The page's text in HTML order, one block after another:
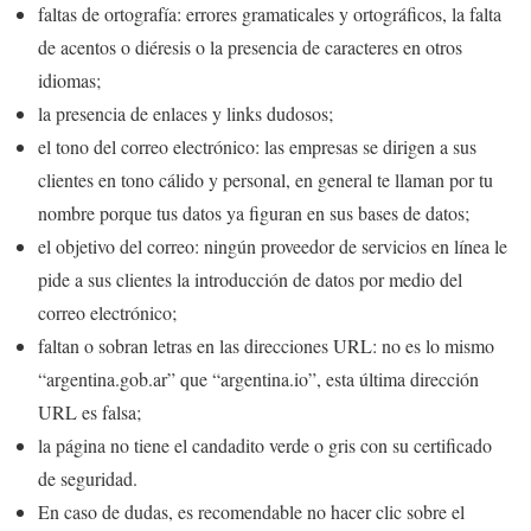
faltas de ortografía: errores gramaticales y ortográficos, la falta
de acentos o diéresis o la presencia de caracteres en otros
idiomas;
la presencia de enlaces y links dudosos;
el tono del correo electrónico: las empresas se dirigen a sus
clientes en tono cálido y personal, en general te llaman por tu
nombre porque tus datos ya figuran en sus bases de datos;
el objetivo del correo: ningún proveedor de servicios en línea le
pide a sus clientes la introducción de datos por medio del
correo electrónico;
faltan o sobran letras en las direcciones URL: no es lo mismo
“argentina.gob.ar” que “argentina.io”, esta última dirección
URL es falsa;
la página no tiene el candadito verde o gris con su certificado
de seguridad.
En caso de dudas, es recomendable no hacer clic sobre el